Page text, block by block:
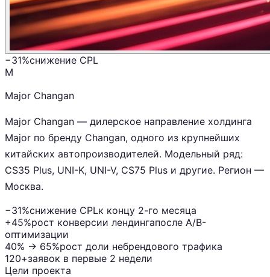
−31%снижение CPL
M
Major Changan
Major Changan — дилерское направление холдинга
Major по бренду Changan, одного из крупнейших
китайских автопроизводителей. Модельный ряд:
CS35 Plus, UNI-K, UNI-V, CS75 Plus и другие. Регион —
Москва.
−31%снижение CPLк концу 2-го месяца
+45%рост конверсии лендингапосле A/B-
оптимизации
40% → 65%рост доли небрендового трафика
120+заявок в первые 2 недели
Цели проекта